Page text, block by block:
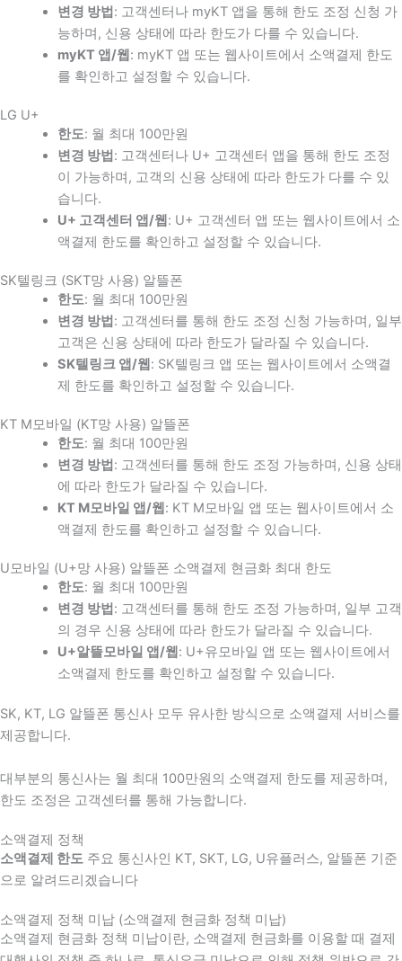
변경 방법 : 고객센터나 myKT 앱을 통해 한도 조정 신청 가
능하며, 신용 상태에 따라 한도가 다를 수 있습니다.
myKT 앱/웹 : myKT 앱 또는 웹사이트에서 소액결제 한도
를 확인하고 설정할 수 있습니다.
LG U+
한도: 월 최대 100만원
변경 방법 : 고객센터나 U+ 고객센터 앱을 통해 한도 조정
이 가능하며, 고객의 신용 상태에 따라 한도가 다를 수 있
습니다.
U+ 고객센터 앱/웹 : U+ 고객센터 앱 또는 웹사이트에서 소
액결제 한도를 확인하고 설정할 수 있습니다.
SK텔링크 (SKT망 사용) 알뜰폰
한도: 월 최대 100만원
변경 방법 : 고객센터를 통해 한도 조정 신청 가능하며, 일부
고객은 신용 상태에 따라 한도가 달라질 수 있습니다.
SK텔링크 앱/웹 : SK텔링크 앱 또는 웹사이트에서 소액결
제 한도를 확인하고 설정할 수 있습니다.
KT M모바일 (KT망 사용) 알뜰폰
한도: 월 최대 100만원
변경 방법 : 고객센터를 통해 한도 조정 가능하며, 신용 상태
에 따라 한도가 달라질 수 있습니다.
KT M모바일 앱/웹 : KT M모바일 앱 또는 웹사이트에서 소
액결제 한도를 확인하고 설정할 수 있습니다.
U모바일 (U+망 사용) 알뜰폰 소액결제 현금화 최대 한도
한도: 월 최대 100만원
변경 방법 : 고객센터를 통해 한도 조정 가능하며, 일부 고객
의 경우 신용 상태에 따라 한도가 달라질 수 있습니다.
U+알뜰모바일 앱/웹 : U+유모바일 앱 또는 웹사이트에서
소액결제 한도를 확인하고 설정할 수 있습니다.
SK, KT, LG 알뜰폰 통신사 모두 유사한 방식으로 소액결제 서비스를
제공합니다.
대부분의 통신사는 월 최대 100만원의 소액결제 한도를 제공하며,
한도 조정은 고객센터를 통해 가능합니다.
소액결제 정책
소액결제 한도 주요 통신사인 KT, SKT, LG, U유플러스, 알뜰폰 기준
으로 알려드리겠습니다
소액결제 정책 미납 (소액결제 현금화 정책 미납)
소액결제 현금화 정책 미납이란, 소액결제 현금화를 이용할 때 결제